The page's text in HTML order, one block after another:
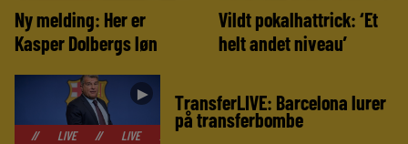
Ny melding: Her er
Kasper Dolbergs løn
Vildt pokalhattrick: ‘Et
helt andet niveau’
►
// LIVE LIVE
TransferLIVE: Barcelona lurer
på transferbombe